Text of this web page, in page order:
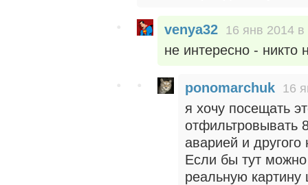
venya32 16 янв 2014 в
не интересно - никто
ponomarchuk 16
я хочу посещать
отфильтровывать
аварией и
Если бы тут
реальную картину